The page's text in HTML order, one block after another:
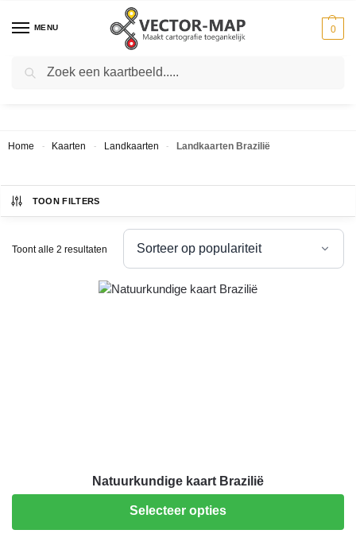
MENU 0
Home - Kaarten - Landkaarten - Landkaarten Brazilië
TOON FILTERS
Toont alle 2 resultaten
Natuurkundige kaart Brazilië
Selecteer opties